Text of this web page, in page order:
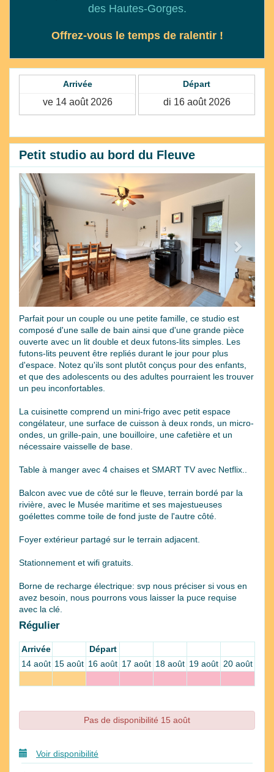
des Hautes-Gorges.
Offrez-vous le temps de ralentir !
Arrivée Départ
Petit studio au bord du Fleuve
Previous
Parfait pour un couple ou une petite famille, ce studio est
composé d'une salle de bain ainsi que d'une grande pièce
ouverte avec un lit double et deux futons-lits simples. Les
futons-lits peuvent être repliés durant le jour pour plus
d'espace. Notez qu'ils sont plutôt conçus pour des enfants,
et que des adolescents ou des adultes pourraient les trouver
un peu inconfortables.
La cuisinette comprend un mini-frigo avec petit espace
congélateur, une surface de cuisson à deux ronds, un micro-
ondes, un grille-pain, une bouilloire, une cafetière et un
nécessaire vaisselle de base.
Table à manger avec 4 chaises et SMART TV avec Netflix..
Balcon avec vue de côté sur le fleuve, terrain bordé par la
rivière, avec le Musée maritime et ses majestueuses
goélettes comme toile de fond juste de l'autre côté.
Foyer extérieur partagé sur le terrain adjacent.
Stationnement et wifi gratuits.
Borne de recharge électrique: svp nous préciser si vous en
avez besoin, nous pourrons vous laisser la puce requise
avec la clé.
Régulier
Arrivée
Départ
14 août 15 août 16 août 17 août 18 août 19 août 20 août
Pas de disponibilité 15 août
Voir disponibilité